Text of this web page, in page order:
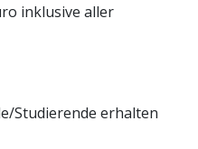
inklusive aller
Studierende erhalten